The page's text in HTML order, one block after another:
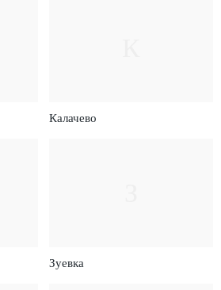
Калачево
Зуевка